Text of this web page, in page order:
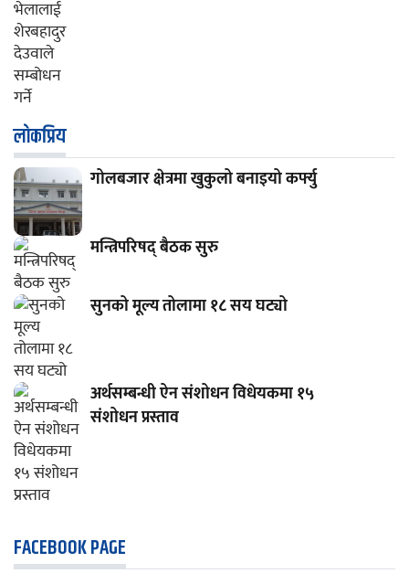
लाेकप्रिय
गोलबजार क्षेत्रमा खुकुलो बनाइयो कर्फ्यु
मन्त्रिपरिषद् बैठक सुरु
सुनको मूल्य तोलामा १८ सय घट्यो
अर्थसम्बन्धी ऐन संशोधन विधेयकमा १५
संशोधन प्रस्ताव
FACEBOOK PAGE